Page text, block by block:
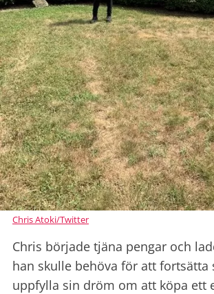
Chris Atoki/Twitter
Chris började tjäna pengar och
han skulle behöva för att fortsätta
uppfylla sin dröm om att köpa ett